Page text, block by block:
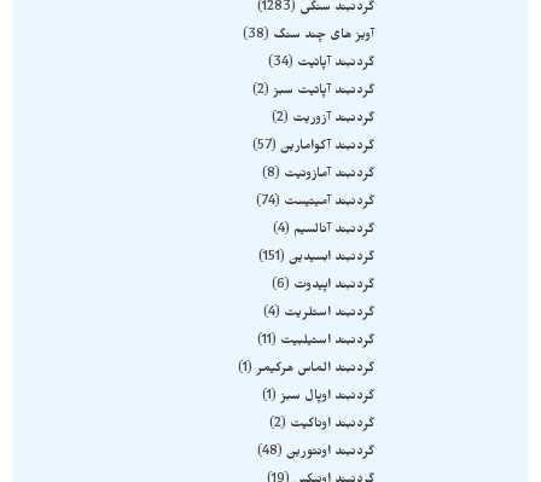
گردنبند سنگی
1283
آویز های چند سنگ
38
گردنبند آپاتیت
34
گردنبند آپاتیت سبز 2
گردنبند آزوریت
2
گردنبند آکوامارین 57
گردنبند آمازونیت
8
گردنبند آمیتیست
74
گردنبند آنالسیم
4
گردنبند ابسیدین 151
گردنبند اپیدوت
6
گردنبند استلریت
4
گردنبند استیلبیت
11
گردنبند الماس هرکیمر 1
گردنبند اوپال سبز 1
گردنبند اوناکیت
2
گردنبند اونتورین 48